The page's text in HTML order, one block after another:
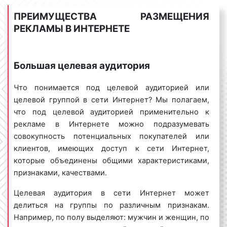
аудитории, задач и целей вашей рекламной
кампании.
бесплатной?
За все нужно платить. Этот постулат широко
известен. Данная аксиома применима и к рекламе
в Интернете. Стоимость рекламы в Интернете, как
было указано выше, формируется с учетом
различных факторов и не является фиксированной.
Вместе с тем, ряд наших заказчиков иногда
спрашивает, можно ли разместить рекламу в
Интернете бесплатно? На данный вопрос следует
размещения рекламы в Сети можно использовать
следующие площадки:
ПРЕИМУЩЕСТВА РАЗМЕЩЕНИЯ
РЕКЛАМЫ В ИНТЕРНЕТЕ
Большая целевая аудитория
Что понимается под целевой аудиторией или
целевой группой в сети Интернет? Мы полагаем,
что под целевой аудиторией применительно к
рекламе в Интернете можно подразумевать
совокупность потенциальных покупателей или
клиентов, имеющих доступ к сети Интернет,
которые объединены общими характеристиками,
признаками, качествами.
Целевая аудитория в сети Интернет может
делиться на группы по различным признакам.
Например, по полу выделяют: мужчин и женщин, по